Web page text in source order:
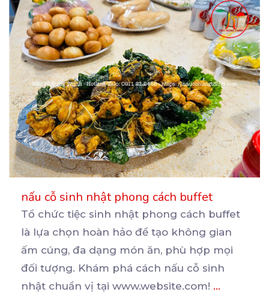
nấu cỗ sinh nhật phong cách buffet
Tổ chức tiệc sinh nhật phong cách buffet
là lựa chọn hoàn hảo để tạo không gian
ấm cúng, đa dạng món ăn, phù hợp mọi
đối tượng. Khám phá cách nấu cỗ sinh
nhật chuẩn vị tại www.website.com! ...